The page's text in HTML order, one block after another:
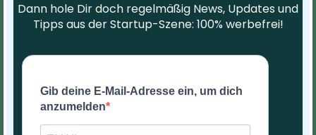
Dann hole Dir doch regelmäßig News, Updates und
Tipps aus der Startup-Szene: 100% werbefrei!
Gib deine E-Mail-Adresse ein, um dich
anzumelden